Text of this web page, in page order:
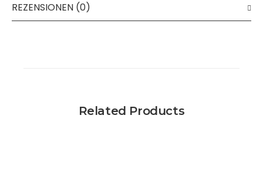
REZENSIONEN (0)
Related Products